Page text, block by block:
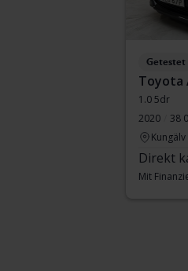
Getestet
Toyota
1.0 5dr
2020
38
Direkt
Mit